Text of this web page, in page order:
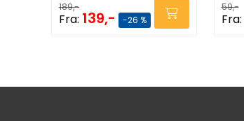
189,-
Fra: 139,- -26 %
59,-
Fra: